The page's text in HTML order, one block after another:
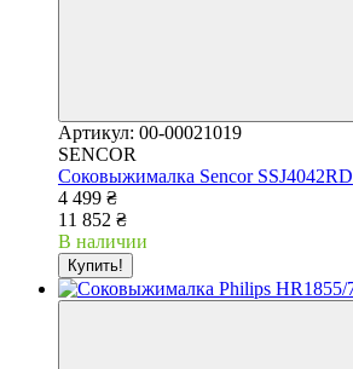
Артикул: 00-00021019
SENCOR
Соковыжималка Sencor SSJ4042RD
4 499 ₴
11 852 ₴
В наличии
Купить!